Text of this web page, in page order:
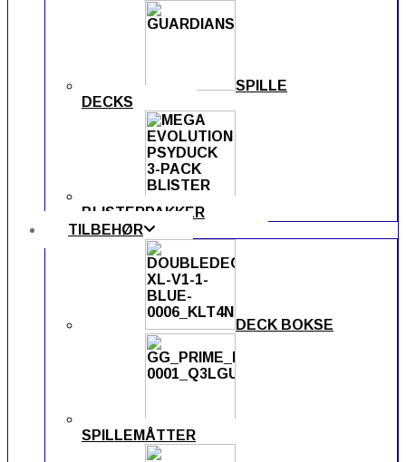
SPILLE
DECKS
BLISTERPAKKER
TILBEHØR
DECK BOKSE
SPILLEMÅTTER